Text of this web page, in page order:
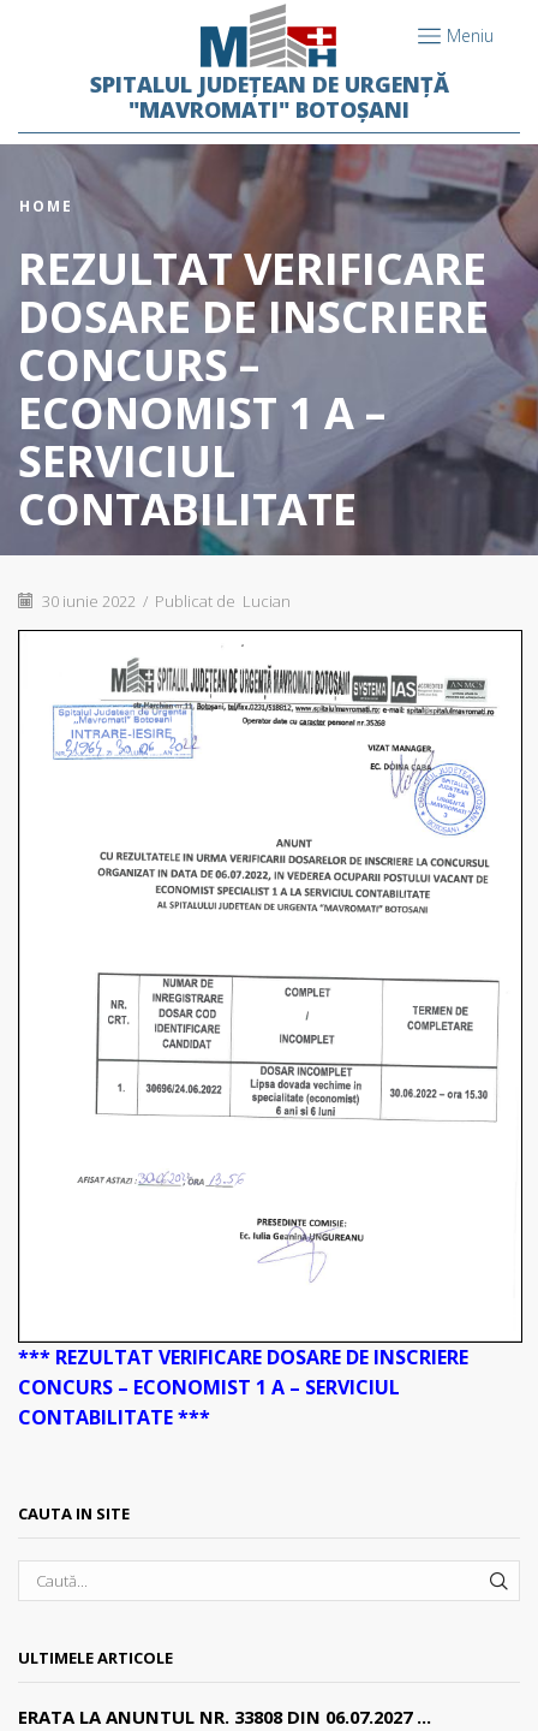
Meniu
SPITALUL JUDEȚEAN DE URGENȚĂ
"MAVROMATI" BOTOȘANI
HOME
REZULTAT VERIFICARE
DOSARE DE INSCRIERE
CONCURS –
ECONOMIST 1 A –
SERVICIUL
CONTABILITATE
30 iunie 2022 / Publicat de Lucian
*** REZULTAT VERIFICARE DOSARE DE INSCRIERE
CONCURS – ECONOMIST 1 A – SERVICIUL
CONTABILITATE ***
CAUTA IN SITE
ULTIMELE ARTICOLE
ERATA LA ANUNTUL NR. 33808 DIN 06.07.2027 ...